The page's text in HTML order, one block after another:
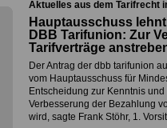
Aktuelles aus dem Tarifrecht
Hauptausschuss
DBB Tarifunion: Zur
Tarifverträge
Der Antrag der dbb tarifunion
vom Hauptausschuss für
Entscheidung zur Kenntnis
Verbesserung der Bezahlung
wird, sagte Frank Stöhr, 1.